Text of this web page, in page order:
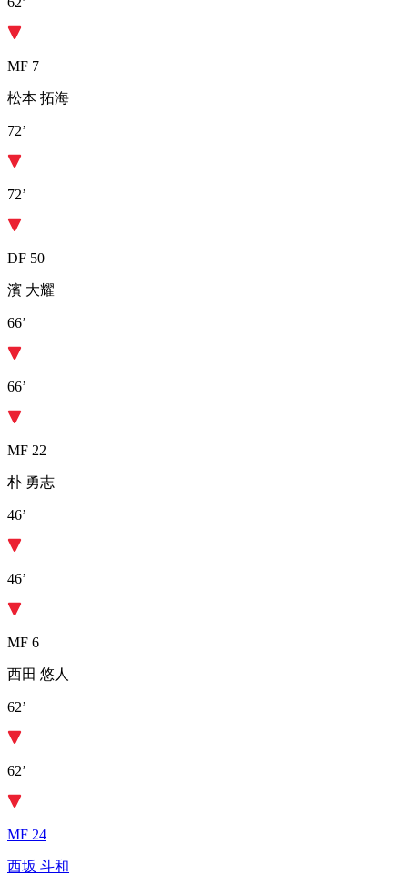
MF 7
松本 拓海
72’
72’
DF 50
濱 大耀
66’
66’
MF 22
朴 勇志
46’
46’
MF 6
西田 悠人
62’
62’
MF 24
西坂 斗和